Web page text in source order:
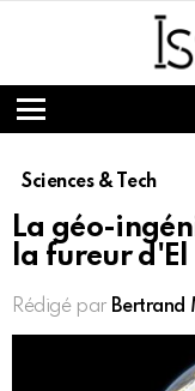
Menu
Sciences & Tech
La géo-
la fureur
Rédigé par Bertrand